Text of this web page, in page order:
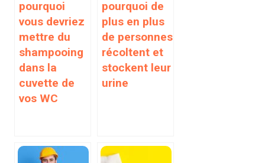
pourquoi
vous devriez
mettre du
shampooing
dans la
cuvette de
vos WC
pourquoi de
plus en plus
de personnes
récoltent et
stockent leur
urine